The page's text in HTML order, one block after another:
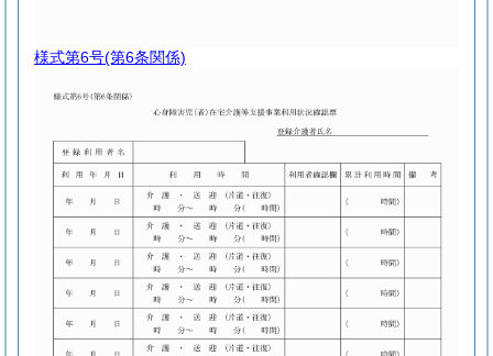
様式第6号(第6条関係)